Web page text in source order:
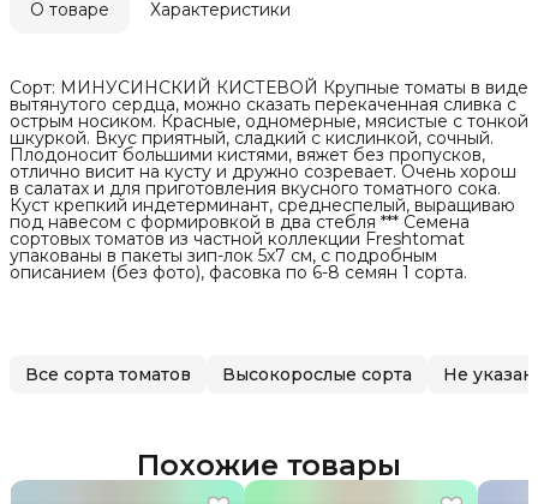
О товаре Характеристики
Сорт: МИНУСИНСКИЙ КИСТЕВОЙ Крупные томаты в виде
вытянутого сердца, можно сказать перекаченная сливка с
острым носиком. Красные, одномерные, мясистые с тонкой
шкуркой. Вкус приятный, сладкий с кислинкой, сочный.
Плодоносит большими кистями, вяжет без пропусков,
отлично висит на кусту и дружно созревает. Очень хорош
в салатах и для приготовления вкусного томатного сока.
Куст крепкий индетерминант, среднеспелый, выращиваю
под навесом с формировкой в два стебля *** Семена
сортовых томатов из частной коллекции Freshtomat
упакованы в пакеты зип-лок 5х7 см, с подробным
описанием (без фото), фасовка по 6-8 семян 1 сорта.
Все сорта томатов Высокорослые сорта Не
Похожие товары